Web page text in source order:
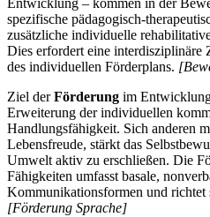
spezifische pädagogisch-
zusätzliche individuelle
Dies erfordert eine interdisziplinäre
des individuellen Förderplans.
Ziel derFörderung im
Erweiterung der individuellen
Handlungsfähigkeit. Sich anderen
Lebensfreude, stärkt das
Umwelt aktiv zu erschließen. Die
Fähigkeiten umfasst basale,
Kommunikationsformen und
[Förderung Sprache]